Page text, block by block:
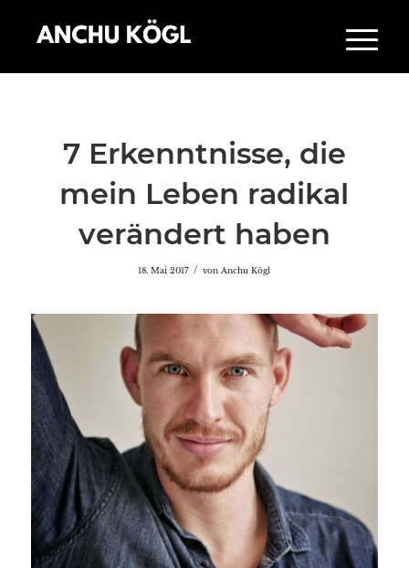
7 Erkenntnisse, die
mein Leben radikal
verändert haben
18. Mai 2017 / vonAnchu Kögl